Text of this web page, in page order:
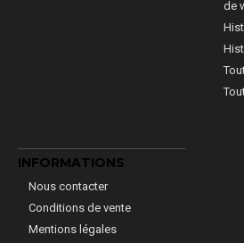
de
INFORMATIONS
Nous contacter
Conditions de vente
Mentions légales